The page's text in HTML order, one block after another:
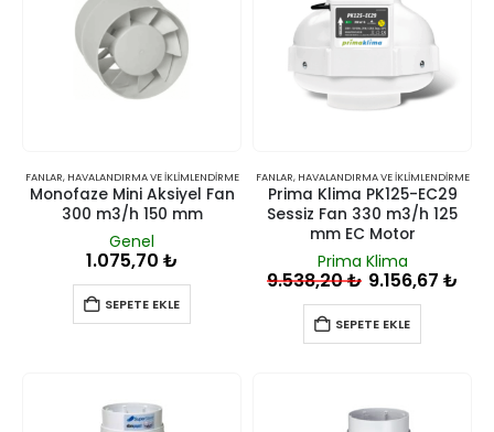
FANLAR, HAVALANDIRMA VE İKLIMLENDIRME
Monofaze Mini Aksiyel Fan
300 m3/h 150 mm
Genel
1.075,70 ₺
SEPETE EKLE
FANLAR, HAVALANDIRMA VE İKLIMLENDIRME
Prima Klima PK125-EC29
Sessiz Fan 330 m3/h 125
mm EC Motor
Prima Klima
9.538,20₺ 9.156,67₺
SEPETE EKLE